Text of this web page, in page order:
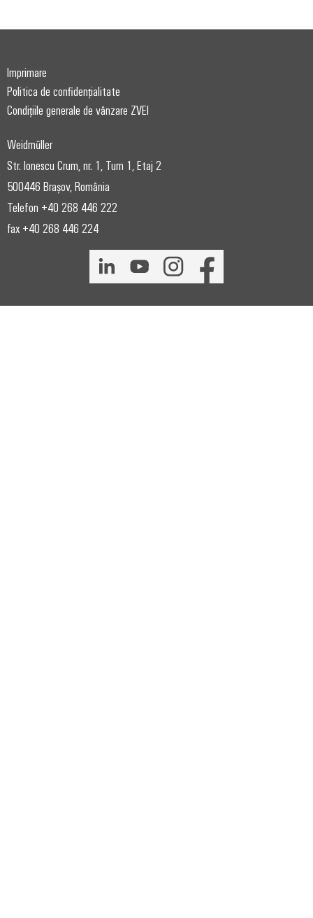
Imprimare
Politica de confidențialitate
Condițiile generale de vânzare ZVEI
Weidmüller
Str. Ionescu Crum, nr. 1, Turn 1, Etaj 2
500446 Brașov, România
Telefon +40 268 446 222
fax +40 268 446 224